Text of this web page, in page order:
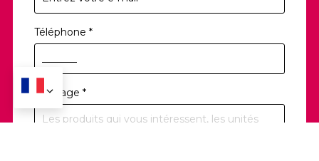
Téléphone *
Message *